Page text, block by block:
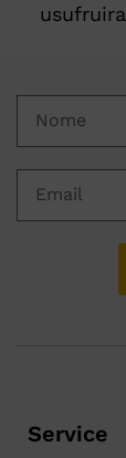
Service